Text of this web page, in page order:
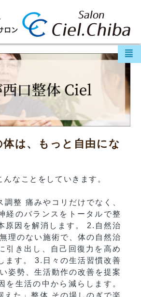
体は、もっと自由にな
んなことをしていきます。
調整 痛みやコリだけでなく、
経のバランスをトータルで整
原因を解消します。
2.自然治
無理のない施術で、体の自然治
引き出し、自己回復力を高め
ます。
3.日々の生活習慣改善
姿勢、生活動作の改善を提案
を生活の中から減らします。
えた」整体 その場しのぎで楽